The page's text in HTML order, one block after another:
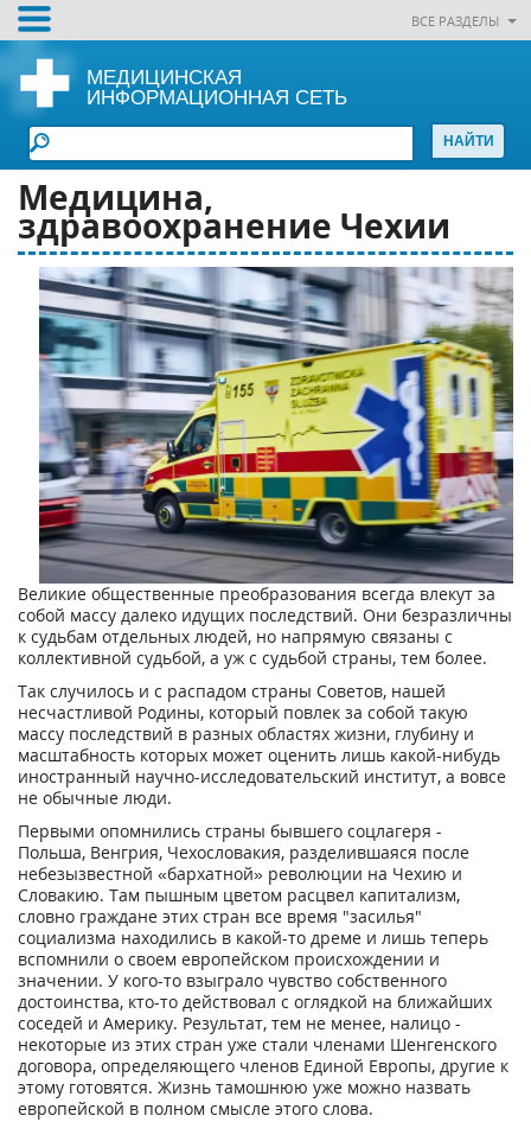
ВСЕ РАЗДЕЛЫ
МЕДИЦИНСКАЯ
ИНФОРМАЦИОННАЯ СЕТЬ
Медицина,
здравоохранение Чехии
Великие общественные преобразования всегда влекут за
собой массу далеко идущих последствий. Они безразличны
к судьбам отдельных людей, но напрямую связаны с
коллективной судьбой, а уж с судьбой страны, тем более.
Так случилось и с распадом страны Советов, нашей
несчастливой Родины, который повлек за собой такую
массу последствий в разных областях жизни, глубину и
масштабность которых может оценить лишь какой-нибудь
иностранный научно-исследовательский институт, а вовсе
не обычные люди.
Первыми опомнились страны бывшего соцлагеря -
Польша, Венгрия, Чехословакия, разделившаяся после
небезызвестной «бархатной» революции на Чехию и
Словакию. Там пышным цветом расцвел капитализм,
словно граждане этих стран все время "засилья"
социализма находились в какой-то дреме и лишь теперь
вспомнили о своем европейском происхождении и
значении. У кого-то взыграло чувство собственного
достоинства, кто-то действовал с оглядкой на ближайших
соседей и Америку. Результат, тем не менее, налицо -
некоторые из этих стран уже стали членами Шенгенского
договора, определяющего членов Единой Европы, другие к
этому готовятся. Жизнь тамошнюю уже можно назвать
европейской в полном смысле этого слова.